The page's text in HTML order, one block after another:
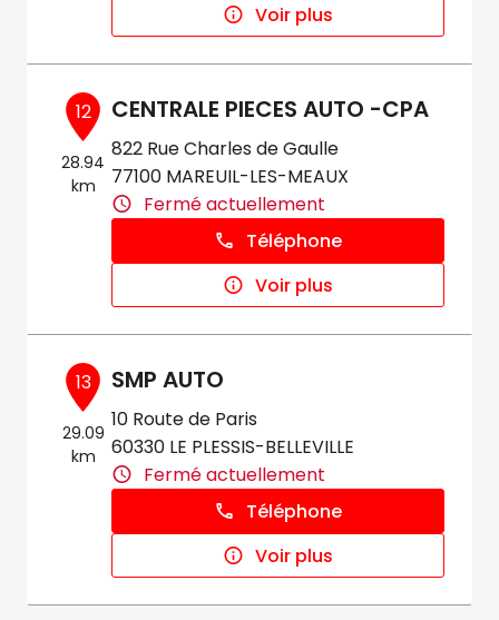
Voir plus
12
28.94
km
CENTRALE PIECES AUTO -CPA
822 Rue Charles de Gaulle
77100 MAREUIL-LES-MEAUX
Fermé actuellement
Téléphone
Voir plus
13
29.09
km
SMP AUTO
10 Route de Paris
60330 LE PLESSIS-BELLEVILLE
Fermé actuellement
Téléphone
Voir plus